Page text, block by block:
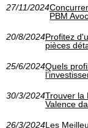
27/11/2024
PBM
20/8/2024Profitez
pièces
25/6/2024Quels
30/3/2024Trouver la
Valence
26/3/2024Les